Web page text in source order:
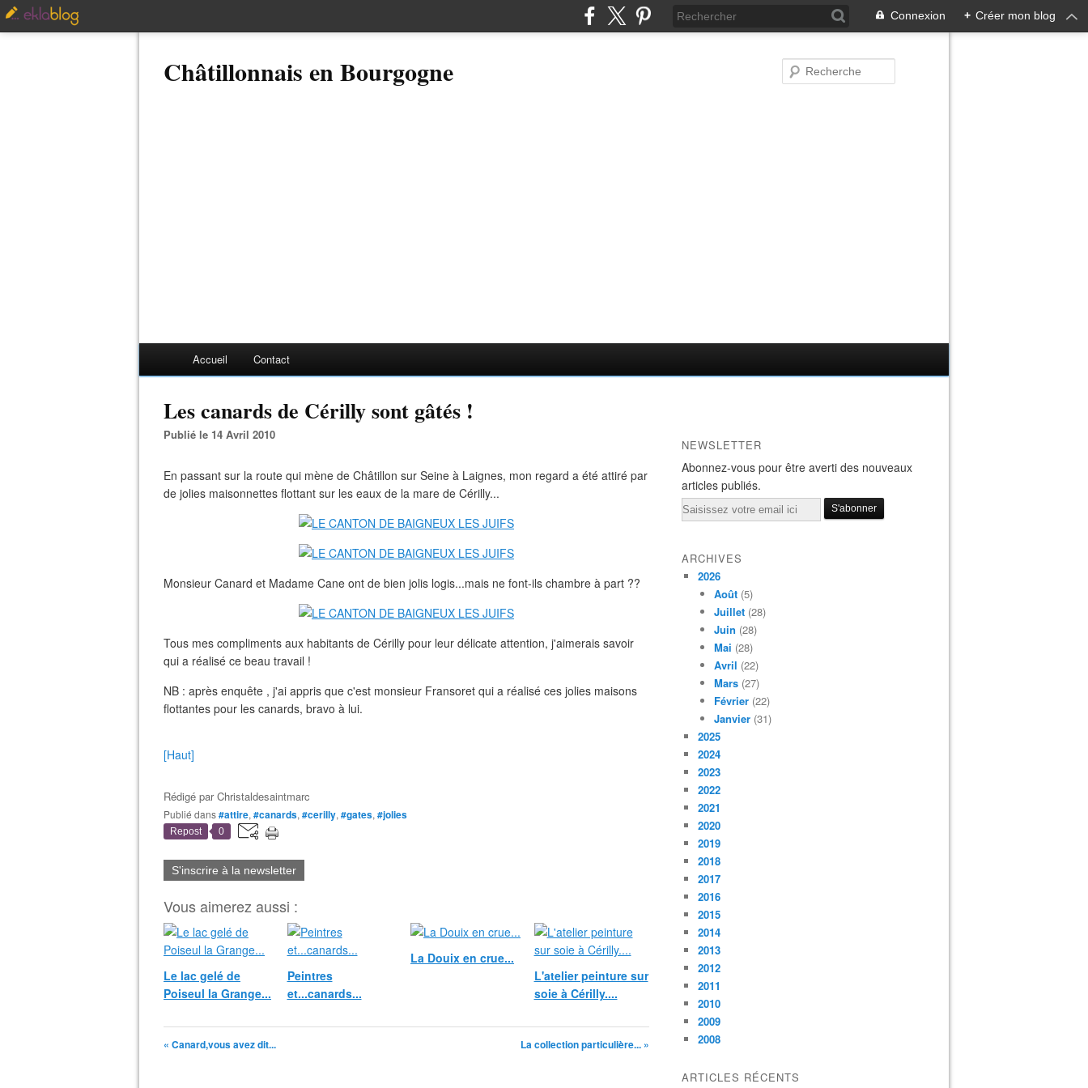
Connexion + Créer mon blog
Châtillonnais en Bourgogne
Accueil Contact
Les canards de Cérilly sont gâtés !
Publié le 14 Avril 2010
En passant sur la route qui mène de Châtillon sur Seine à Laignes, mon regard a été attiré par
de jolies maisonnettes flottant sur les eaux de la mare de Cérilly...
Monsieur Canard et Madame Cane ont de bien jolis logis...mais ne font-ils chambre à part ??
Tous mes compliments aux habitants de Cérilly pour leur délicate attention, j'aimerais savoir
qui a réalisé ce beau travail !
NB : après enquête , j'ai appris que c'est monsieur Fransoret qui a réalisé ces jolies maisons
flottantes pour les canards, bravo à lui.
[Haut]
Rédigé parChristaldesaintmarc
Publié dans#attire, #canards, #cerilly, #gates, #jolies
Repost 0
S'inscrire à la newsletter
Vous aimerez aussi :
Le lac gelé de
Poiseul la Grange...
Peintres
et...canards...
La Douix en crue...
L'atelier peinture sur
soie à Cérilly....
« Canard,vous avez dit... La collection particulière... »
NEWSLETTER
Abonnez-vous pour être averti des nouveaux
articles publiés.
Email
ARCHIVES
2026
Août (5)
Juillet (28)
Juin (28)
Mai (28)
Avril (22)
Mars (27)
Février (22)
Janvier (31)
2025
2024
2023
2022
2021
2020
2019
2018
2017
2016
2015
2014
2013
2012
2011
2010
2009
2008
ARTICLES RÉCENTS